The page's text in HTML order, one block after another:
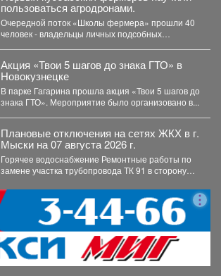
пользоваться агродронами.
Очередной поток «Школы фермера» прошли 40
человек - владельцы личных подсобных
Акция «Твои 5 шагов до знака ГТО» в
Новокузнецке
В парке Гагарина прошла акция «Твои 5 шагов до
знака ГТО». Мероприятие было организовано в...
Плановые отключения на сетях ЖКХ в г.
Мыски на 07 августа 2026 г.
Горячее водоснабжение Ремонтные работы по
замене участка трубопровода ТК 91 в сторону